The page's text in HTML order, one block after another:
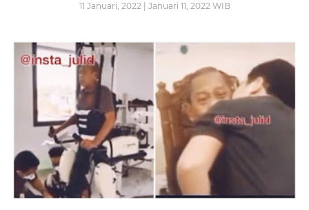
11 Januari, 2022 | Januari 11, 2022 WIB